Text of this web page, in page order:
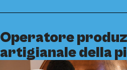
Operatore
artigianale della